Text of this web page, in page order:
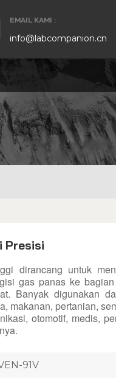
EMAIL KAMI :
info@labcompanion.cn
Presisi
dirancang untuk
gas panas ke
Banyak digunakan
makanan, pertanian,
otomotif, medis,
91V